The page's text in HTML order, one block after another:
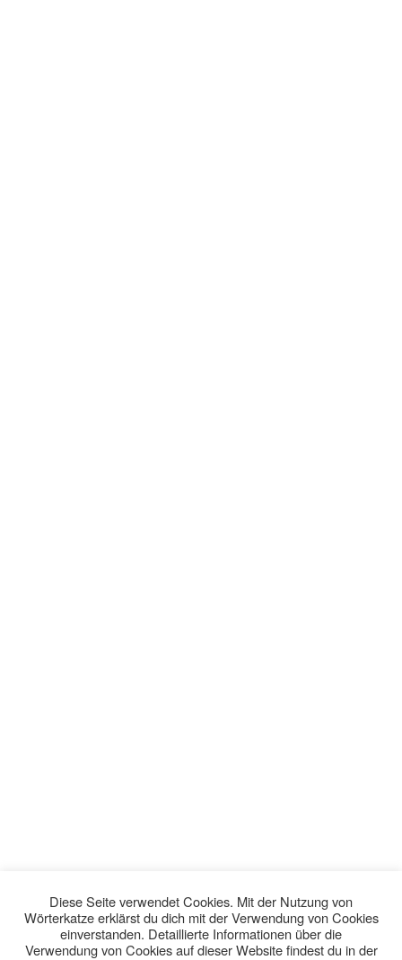
Diese Seite verwendet Cookies. Mit der Nutzung von
Wörterkatze erklärst du dich mit der Verwendung von Cookies
einverstanden. Detaillierte Informationen über die
Verwendung von Cookies auf dieser Website findest du in der